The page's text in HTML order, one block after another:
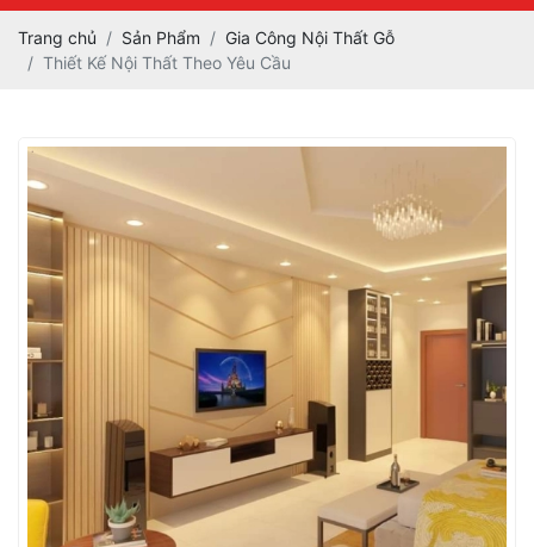
Trang chủ Sản Phẩm
Gia Công Nội Thất Gỗ
Thiết Kế Nội Thất Theo Yêu Cầu